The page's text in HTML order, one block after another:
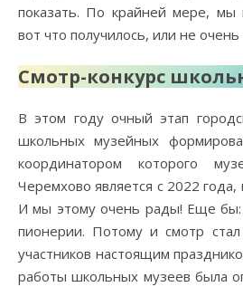
показать. По крайней мере, мы
вот что получилось, или не
Смотр-конкурс
В этом году очный этап
школьных музейных
координатором которого
Черемхово является с 2022
И мы этому очень рады! Еще
пионерии. Потому и смотр
участников настоящим
работы школьных музеев была